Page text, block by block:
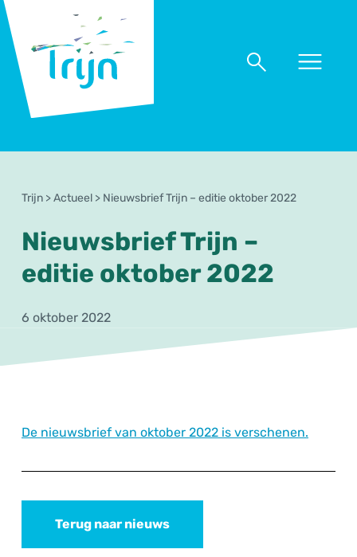
Trijn
Naar
Naar
Trijn >Actueel > Nieuwsbrief Trijn – editie oktober 2022
Nieuwsbrief Trijn –
editie oktober 2022
6 oktober 2022
De nieuwsbrief van oktober 2022 is verschenen.
Terug naar nieuws